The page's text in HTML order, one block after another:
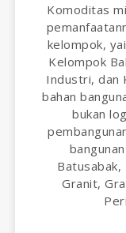
Komoditas
kelompok,
Kelompok
Industri, dan
bahan
bukan
Granit,